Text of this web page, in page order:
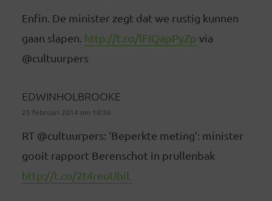
Enfin. De minister zegt dat we rustig kunnen
gaan slapen. http://t.co/lFIQapPyZp via
@cultuurpers
EDWINHOLBROOKE
25 februari 2014 om 10:36
RT @cultuurpers: ‘Beperkte meting’: minister
gooit rapport Berenschot in prullenbak
http://t.co/2t4reuUbiL